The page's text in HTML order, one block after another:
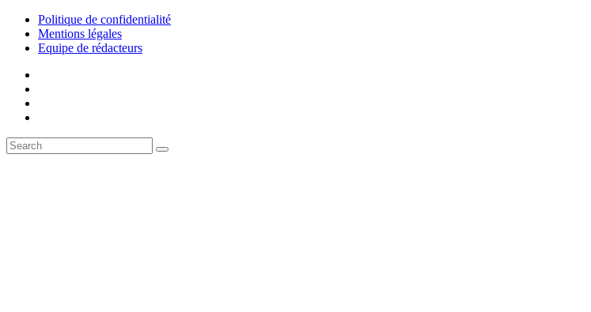
Politique de confidentialité
Mentions légales
Equipe de rédacteurs